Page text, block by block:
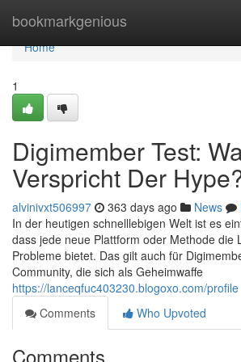
bookmarkgenious
Home
Home
1
Digimember Test:
Verspricht Der
alvinivxt506997 363 days ago News
In der heutigen schnelllebigen Welt ist es
dass jede neue Plattform oder Methode die
Probleme bietet. Das gilt auch für
Community, die sich als Geheimwaffe
https://lanceqfuc403230.blogoxo.com/profile
Comments
Who Upvoted
Comments